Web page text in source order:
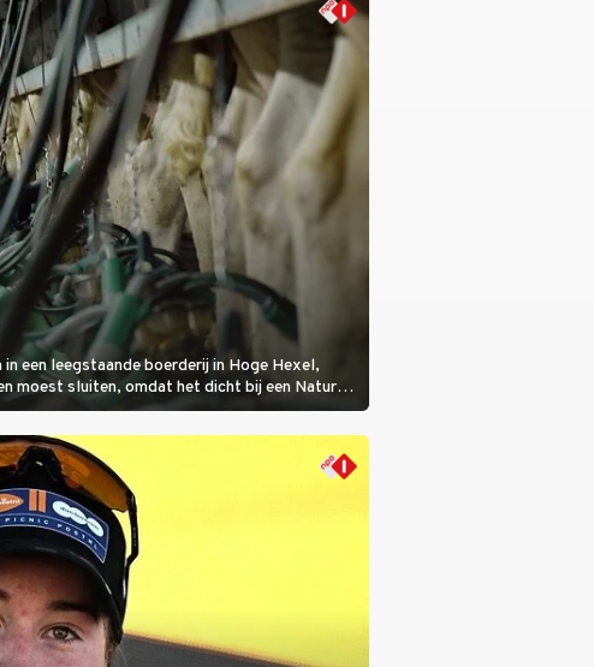
een leegstaande boerderij in Hoge Hexel,
moest sluiten, omdat het dicht bij een Natura
veeziekte.